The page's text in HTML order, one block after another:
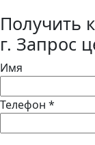
Получить
г. Запрос
Имя
Телефон *